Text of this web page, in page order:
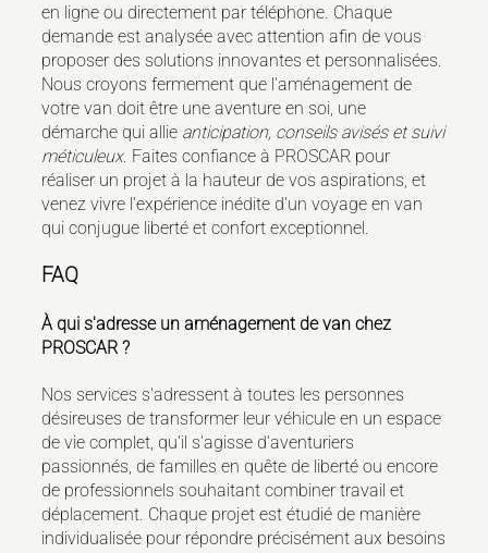
en ligne ou directement par téléphone. Chaque
demande est analysée avec attention afin de vous
proposer des solutions innovantes et personnalisées.
Nous croyons fermement que l'aménagement de
votre van doit être une aventure en soi, une
démarche qui allie anticipation, conseils avisés et suivi
méticuleux. Faites confiance à PROSCAR pour
réaliser un projet à la hauteur de vos aspirations, et
venez vivre l'expérience inédite d'un voyage en van
qui conjugue liberté et confort exceptionnel.
FAQ
À qui s'adresse un aménagement de van chez
PROSCAR ?
Nos services s'adressent à toutes les personnes
désireuses de transformer leur véhicule en un espace
de vie complet, qu'il s'agisse d'aventuriers
passionnés, de familles en quête de liberté ou encore
de professionnels souhaitant combiner travail et
déplacement. Chaque projet est étudié de manière
individualisée pour répondre précisément aux besoins